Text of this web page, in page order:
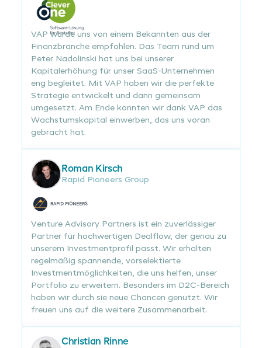
VAP wurde uns von einem Bekannten aus der
Finanzbranche empfohlen. Das Team rund um
Peter Nadolinski hat uns bei unserer
Kapitalerhöhung für unser SaaS-Unternehmen
eng begleitet. Mit VAP haben wir die perfekte
Strategie entwickelt und dann gemeinsam
umgesetzt. Am Ende konnten wir dank VAP das
Wachstumskapital einwerben, das uns voran
gebracht hat.
Roman Kirsch
Rapid Pioneers Group
Venture Advisory Partners ist ein zuverlässiger
Partner für hochwertigen Dealflow, der genau zu
unserem Investmentprofil passt. Wir erhalten
regelmäßig spannende, vorselektierte
Investmentmöglichkeiten, die uns helfen, unser
Portfolio zu erweitern. Besonders im D2C-Bereich
haben wir durch sie neue Chancen genutzt. Wir
freuen uns auf die weitere Zusammenarbeit.
Christian Rinne